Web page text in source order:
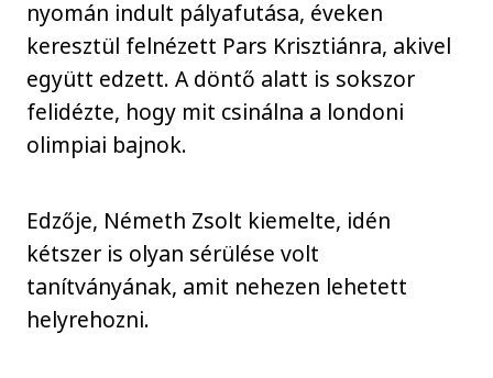
nyomán indult pályafutása, éveken
keresztül felnézett Pars Krisztiánra, akivel
együtt edzett. A döntő alatt is sokszor
felidézte, hogy mit csinálna a londoni
olimpiai bajnok.
Edzője, Németh Zsolt kiemelte, idén
kétszer is olyan sérülése volt
tanítványának, amit nehezen lehetett
helyrehozni.